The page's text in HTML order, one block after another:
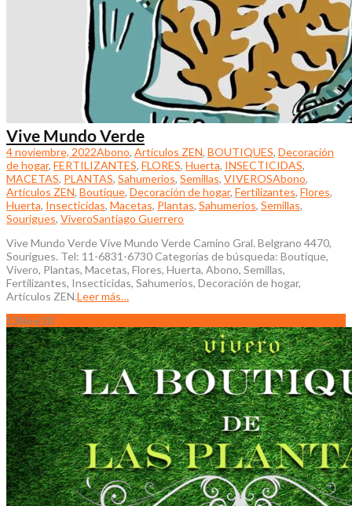
Vive Mundo Verde
4 noviembre, 2022Abono, Artículos ZEN, BOUTIQUES, Decoración
de hogar, FERTILIZANTES, FLORES, Huerta, INSECTICIDAS,
MACETAS, PLANTAS, Sahumerios, Semillas, VIVEROSAbono,
Artículos ZEN, Boutique, Decoración de hogar, Fertilizantes, Flores,
Huerta, Insecticidas, Macetas, Plantas, Sahumerios, Semillas,
Sourigues, ViveroSantiago Guerrero
Vive Mundo Verde Vive Mundo Verde Camino Gral. Belgrano 4470,
Sourigues. Tel: 11-6831-6730 Categorías de búsqueda: Boutique,
Vivero, Plantas, Macetas, Flores, Huerta, Abono, Semillas,
Fertilizantes, Insecticidas, Sahumerios, Decoración de hogar,
Artículos ZEN.Leer más…
13Nov/20